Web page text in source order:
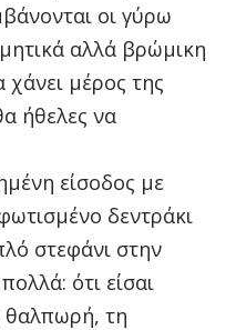
οι γύρω
αλλά βρώμικη
μέρος της
ήθελες να
είσοδος με
δεντράκι
στεφάνι στην
ότι είσαι
θαλπωρή, τη